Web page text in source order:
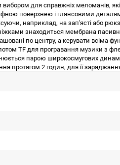
вибором для справжніх
поверхнею і глянсовими
наприклад, на зап'ясті або
знаходиться мембрана
по центру, а керувати всіма
TF для програвання музики з
парою широкосмугових
протягом 2 годин, для її